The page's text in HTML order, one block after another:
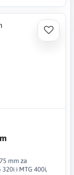
mm za
i MTG 400i,